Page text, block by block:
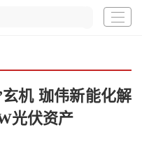
机 珈伟新能化解
光伏资产